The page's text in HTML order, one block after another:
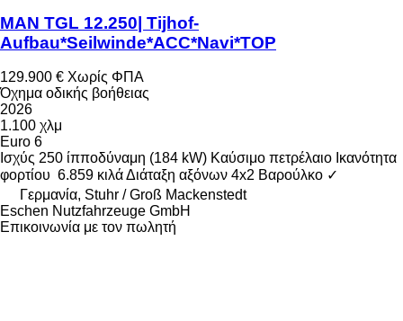
MAN TGL 12.250| Tijhof-
Aufbau*Seilwinde*ACC*Navi*TOP
129.900 € Χωρίς ΦΠΑ
Όχημα οδικής βοήθειας
2026
1.100 χλμ
Euro 6
Ισχύς 250 ίπποδύναμη (184 kW) Καύσιμο πετρέλαιο Ικανότητα
φορτίου 6.859 κιλάΔιάταξη αξόνων 4x2 Βαρούλκο ✓
Γερμανία, Stuhr / Groß Mackenstedt
Eschen Nutzfahrzeuge GmbH
Επικοινωνία με τον πωλητή